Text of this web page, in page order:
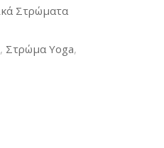
Στρώματα
, Στρώμα Yoga,